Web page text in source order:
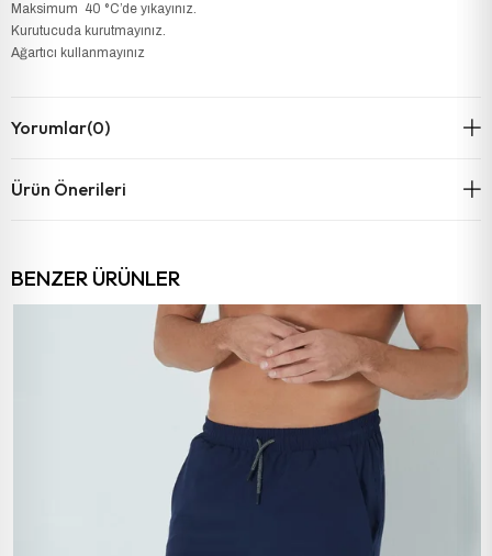
Maksimum 40 °C’de yıkayınız.
Kurutucuda kurutmayınız.
Ağartıcı kullanmayınız
Yorumlar(0)
Ürün Önerileri
BENZER ÜRÜNLER